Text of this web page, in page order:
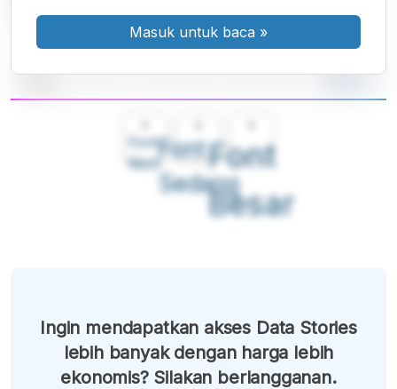
Font
Kecil
Font
Sedang
Font
Besar
Masuk untuk baca »
Ingin mendapatkan akses Data Stories
lebih banyak dengan harga lebih
ekonomis? Silakan berlangganan.